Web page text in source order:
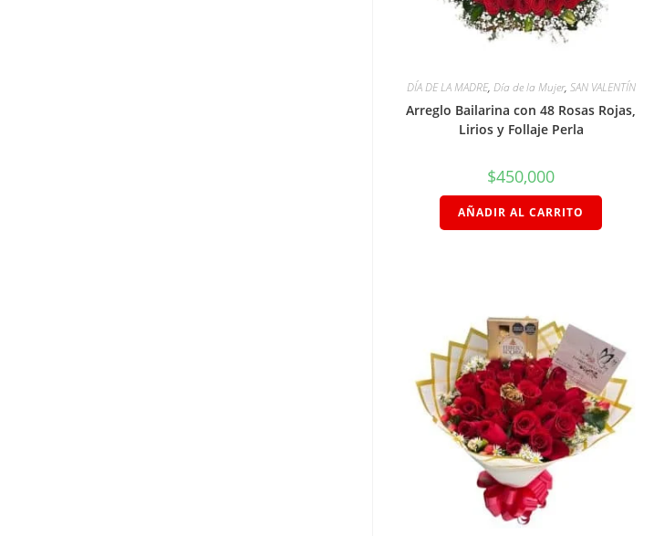
DÍA DE LA MADRE, Día de la Mujer, SAN VALENTÍN
Arreglo Bailarina con 48 Rosas Rojas,
Lirios y Follaje Perla
$450,000
AÑADIR AL CARRITO